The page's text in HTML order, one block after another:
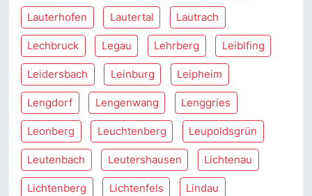
Lauterhofen Lautertal Lautrach
Lechbruck Legau Lehrberg Leiblfing
Leidersbach Leinburg Leipheim
Lengdorf Lengenwang Lenggries
Leonberg Leuchtenberg Leupoldsgrün
Leutenbach Leutershausen Lichtenau
Lichtenberg Lichtenfels Lindau